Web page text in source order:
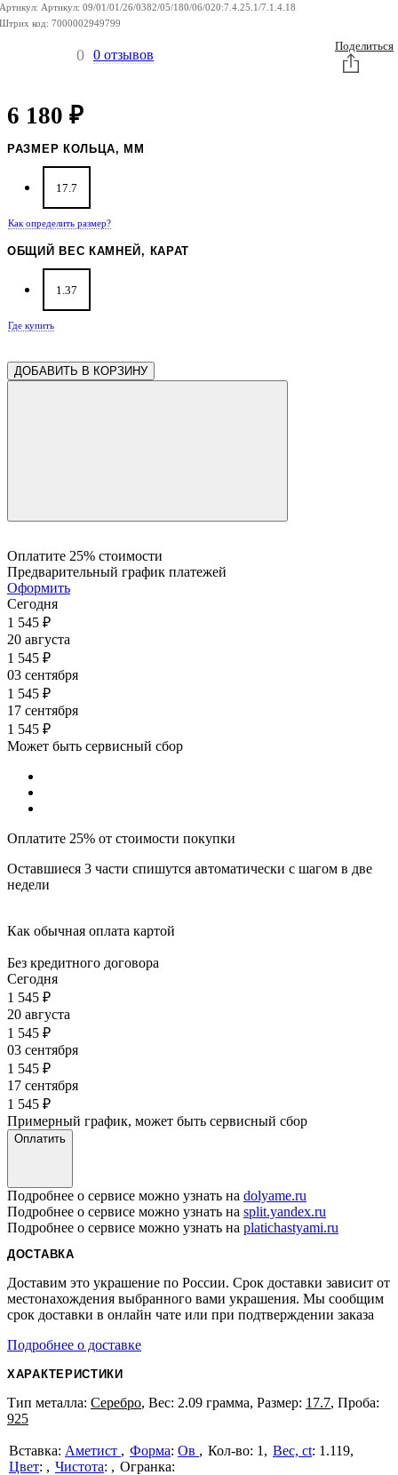
Артикул: Артикул: 09/01/01/26/0382/05/180/06/020:7.4.25.1/7.1.4.18
Штрих код: 7000002949799
0 0 отзывов
Поделиться
6 180 ₽
РАЗМЕР КОЛЬЦА, ММ
17.7
Как определить размер?
ОБЩИЙ ВЕС КАМНЕЙ, КАРАТ
1.37
Где купить
ДОБАВИТЬ В КОРЗИНУ
Оплатите 25% стоимости
Предварительный график платежей
Оформить
Сегодня
1 545 ₽
20 августа
1 545 ₽
03 сентября
1 545 ₽
17 сентября
1 545 ₽
Может быть сервисный сбор
Оплатите 25% от стоимости покупки
Оставшиеся 3 части спишутся автоматически с шагом в две
недели
Как обычная оплата картой
Без кредитного договора
Сегодня
1 545 ₽
20 августа
1 545 ₽
03 сентября
1 545 ₽
17 сентября
1 545 ₽
Примерный график, может быть сервисный сбор
Оплатить
Подробнее о сервисе можно узнать на dolyame.ru
Подробнее о сервисе можно узнать на split.yandex.ru
Подробнее о сервисе можно узнать на platichastyami.ru
ДОСТАВКА
Доставим это украшение по России. Срок доставки зависит от
местонахождения выбранного вами украшения. Мы сообщим
срок доставки в онлайн чате или при подтверждении заказа
Подробнее о доставке
ХАРАКТЕРИСТИКИ
Тип металла: Серебро, Вес: 2.09 грамма, Размер: 17.7, Проба:
925
Аметист Форма: Ов 1 Вес, ct: 1.119
Цвет: Чистота: